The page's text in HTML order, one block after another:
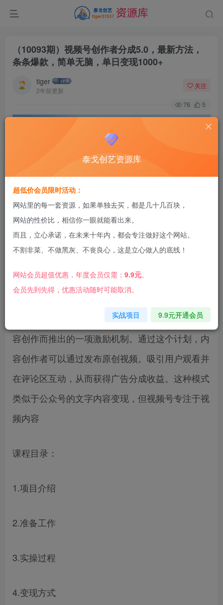
（10093期）视频号创作者分成5.0，最新方法，
条条爆款，简单无脑，单日变现1000+
tiger
2年前更新
关注
76 5
玩法，条条爆款，单日1000+》
微信视频号分成计划是微信平台为鼓励优质原创内
容创作而推出的一项激励机制。通过这个计划，内
容创作者可以通过发布原创视频。吸引用户观看并
在评论区互动，从而获得广告分成收益。这种模式
类似于公众号的文字内容变现，但视频号专注于视
频内容
课程目录：
1.项目介绍
2.准备工作
3.实操过程
4.变现方式
泰戈创艺资源库
超低价会员限时活动：
网站里的每一套资源，如果单独去买，都是几十几百块，
网站的性价比，相信你一眼就能看出来。
而且，立心承诺，在未来十年内，都会专注做好这个网站。
不割非菜、不做黑灰、不丧良心，这是立心做人的底线！
网站会员超值优惠，年度会员仅需： 9.9元。
会员先到先得，优惠活动随时可能取消。
实战项目 9.9元开通会员